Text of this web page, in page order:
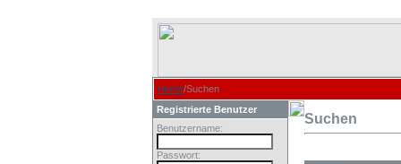
Home/Suchen
Registrierte Benutzer
Benutzername:
Passwort:
Suchen